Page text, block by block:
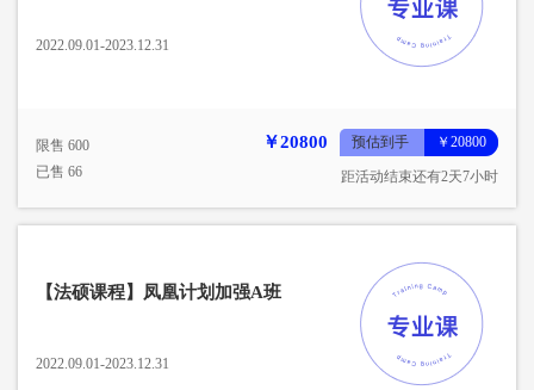
2022.09.01-2023.12.31
限售 600
已售 66
￥20800 预估到手 ￥20800
距活动结束还有2天7小时
【法硕课程】凤凰计划加强A班
2022.09.01-2023.12.31